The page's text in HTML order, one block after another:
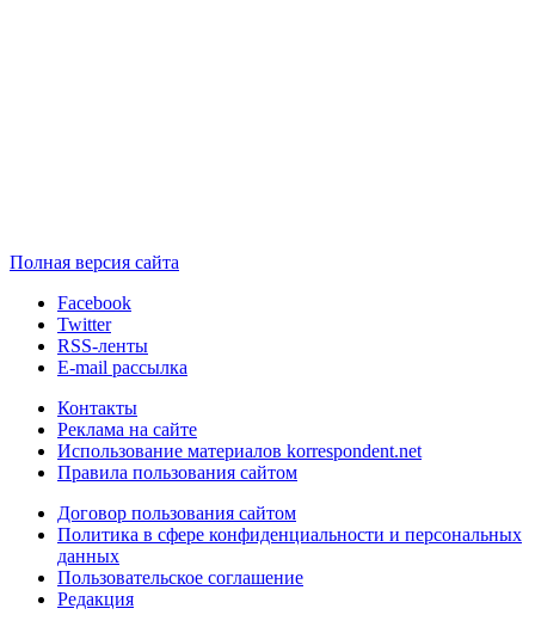
Полная версия сайта
Facebook
Twitter
RSS-ленты
E-mail рассылка
Контакты
Реклама на сайте
Использование материалов korrespondent.net
Правила пользования сайтом
Договор пользования сайтом
Политика в сфере конфиденциальности и персональных
данных
Пользовательское соглашение
Редакция